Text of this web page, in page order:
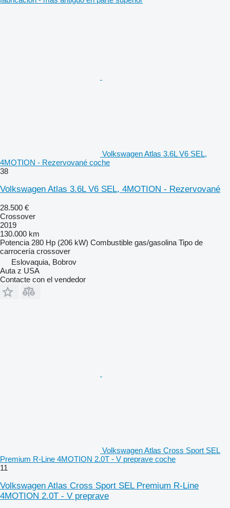
Volkswagen Atlas 3.6L V6 SEL,
4MOTION - Rezervované coche
38
Volkswagen Atlas 3.6L V6 SEL, 4MOTION - Rezervované
28.500 €
Crossover
2019
130.000 km
Potencia 280 Hp (206 kW) Combustible gas/gasolina Tipo de
carrocería crossover
Eslovaquia, Bobrov
Auta z USA
Contacte con el vendedor
Volkswagen Atlas Cross Sport SEL
Premium R-Line 4MOTION 2.0T - V preprave coche
11
Volkswagen Atlas Cross Sport SEL Premium R-Line
4MOTION 2.0T - V preprave